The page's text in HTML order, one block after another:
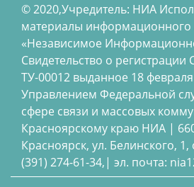
© 2020,Учредитель: НИА
материалы информационного
«Независимое
Свидетельство о
ТУ-00012 выданное 18
Управлением Федеральной
сфере связи и массовых
Красноярскому краю НИА |
Красноярск, ул. Белинского,
(391) 274-61-34,| эл. почта: